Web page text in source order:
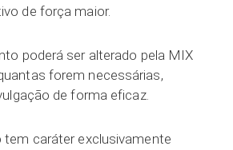
de força maior.
poderá ser alterado pela MIX
forem necessárias,
de forma eficaz.
tem caráter exclusivamente